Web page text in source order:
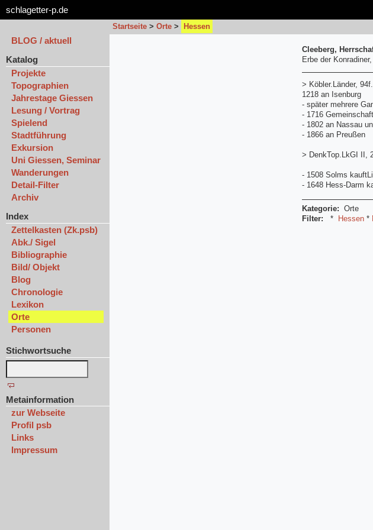
schlagetter-p.de
Startseite > Orte > Hessen
BLOG / aktuell
Katalog
Projekte
Topographien
Jahrestage Giessen
Lesung / Vortrag
Spielend
Stadtführung
Exkursion
Uni Giessen, Seminar
Wanderungen
Detail-Filter
Archiv
Index
Zettelkasten (Zk.psb)
Abk./ Sigel
Bibliographie
Bild/ Objekt
Blog
Chronologie
Lexikon
Orte
Personen
Stichwortsuche
Metainformation
zur Webseite
Profil psb
Links
Impressum
Cleeberg,
Erbe der
> Köbler.Länder, 94f.
1218 an Isenburg
- später mehrere
- 1716
- 1802 an Nassau
- 1866 an Preußen
> DenkTop.LkGI II,
- 1508 Solms
- 1648 Hess-Darm
Kategorie: Orte
Filter:
* Hessen *